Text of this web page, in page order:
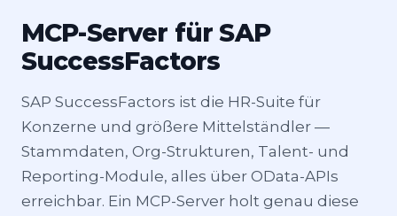
MCP-Server für SAP
SuccessFactors
SAP SuccessFactors ist die HR-Suite für
Konzerne und größere Mittelständler —
Stammdaten, Org-Strukturen, Talent- und
Reporting-Module, alles über OData-APIs
erreichbar. Ein MCP-Server holt genau diese